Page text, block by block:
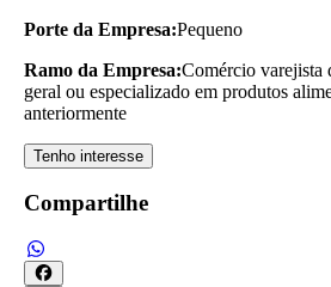
Porte da Empresa:Pequeno
Ramo da Empresa:Comércio varejista
geral ou especializado em produtos
anteriormente
Tenho interesse
Compartilhe